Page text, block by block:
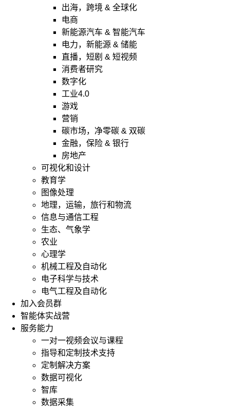
出海，跨境 & 全球化
电商
新能源汽车 & 智能汽车
电力，新能源 & 储能
直播，短剧 & 短视频
消费者研究
数字化
工业4.0
游戏
营销
碳市场，净零碳 & 双碳
金融，保险 & 银行
房地产
可视化和设计
教育学
图像处理
地理，运输，旅行和物流
信息与通信工程
生态、气象学
农业
心理学
机械工程及自动化
电子科学与技术
电气工程及自动化
加入会员群
智能体实战营
服务能力
一对一视频会议与课程
指导和定制技术支持
定制解决方案
数据可视化
智库
数据采集